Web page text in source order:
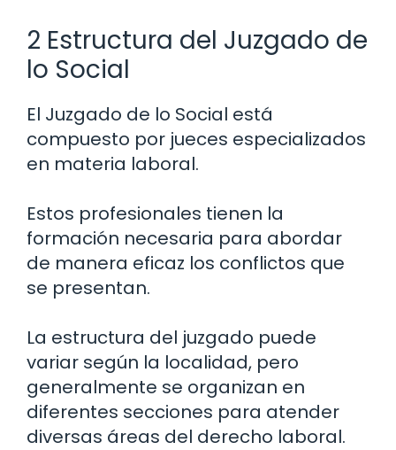
2 Estructura del Juzgado de
lo Social
El Juzgado de lo Social está
compuesto por jueces especializados
en materia laboral.
Estos profesionales tienen la
formación necesaria para abordar
de manera eficaz los conflictos que
se presentan.
La estructura del juzgado puede
variar según la localidad, pero
generalmente se organizan en
diferentes secciones para atender
diversas áreas del derecho laboral.